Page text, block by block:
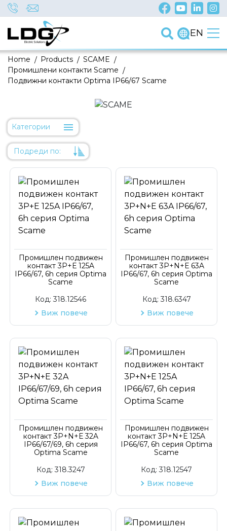
EN
/
Home /
Products /
SCAME
/
Промишлени контакти Scame
Подвижни контакти Optima IP66/67 Scame
Категории
Подреди по:
Име
Код на артикул
Промишлен подвижен
контакт 3P+Е 125A
IP66/67, 6h серия Optima
Scame
Код:318.12546
Виж повече
Промишлен подвижен
контакт 3P+N+Е 63A
IP66/67, 6h серия Optima
Scame
Код:318.6347
Виж повече
Промишлен подвижен
контакт 3P+N+Е 32A
IP66/67/69, 6h серия
Optima Scame
Код:318.3247
Виж повече
Промишлен подвижен
контакт 3P+N+Е 125A
IP66/67, 6h серия Optima
Scame
Код:318.12547
Виж повече